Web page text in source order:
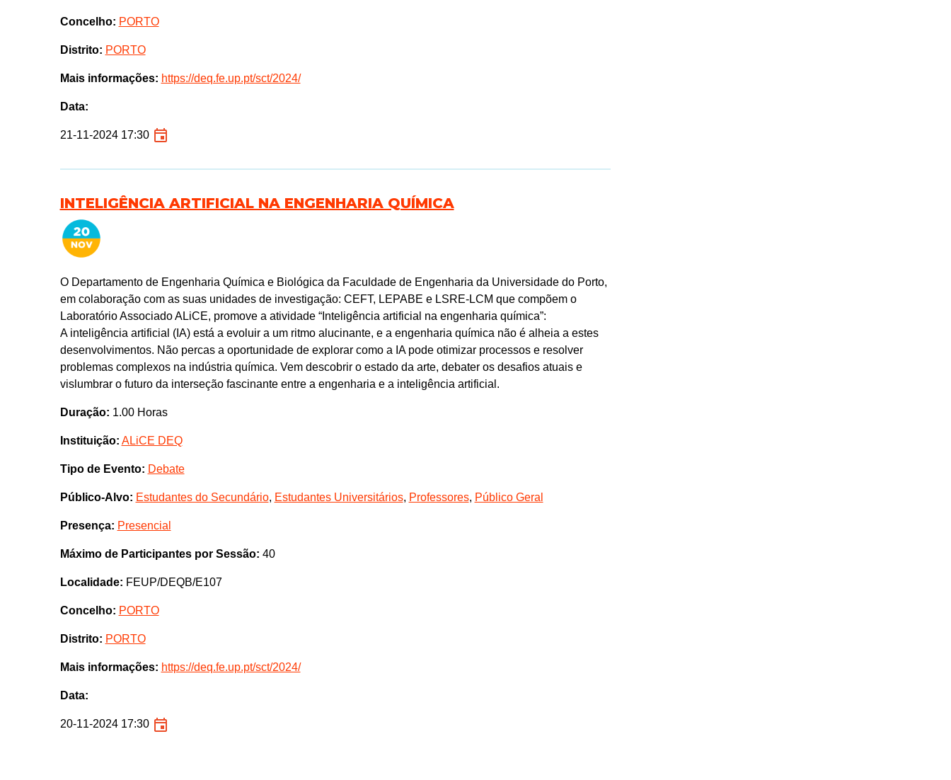
Concelho: PORTO
Distrito: PORTO
Mais informações: https://deq.fe.up.pt/sct/2024/
Data:
21-11-2024 17:30
INTELIGÊNCIA ARTIFICIAL NA ENGENHARIA QUÍMICA
O Departamento de Engenharia Química e Biológica da Faculdade de Engenharia da Universidade do Porto,
em colaboração com as suas unidades de investigação: CEFT, LEPABE e LSRE-LCM que compõem o
Laboratório Associado ALiCE, promove a atividade “Inteligência artificial na engenharia química”:
A inteligência artificial (IA) está a evoluir a um ritmo alucinante, e a engenharia química não é alheia a estes
desenvolvimentos. Não percas a oportunidade de explorar como a IA pode otimizar processos e resolver
problemas complexos na indústria química. Vem descobrir o estado da arte, debater os desafios atuais e
vislumbrar o futuro da interseção fascinante entre a engenharia e a inteligência artificial.
Duração: 1.00 Horas
Instituição: ALiCE DEQ
Tipo de Evento: Debate
Público-Alvo: Estudantes do Secundário, Estudantes Universitários, Professores, Público Geral
Presença: Presencial
Máximo de Participantes por Sessão: 40
Localidade: FEUP/DEQB/E107
Concelho: PORTO
Distrito: PORTO
Mais informações: https://deq.fe.up.pt/sct/2024/
Data:
20-11-2024 17:30